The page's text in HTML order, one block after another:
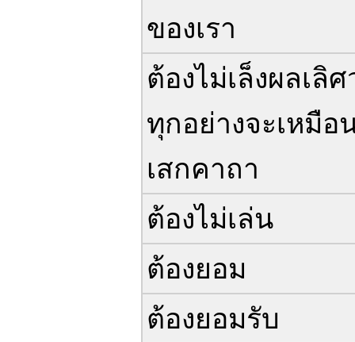
ของเรา
ต้องไม่เล็งผลเลิศ
ทุกอย่างจะเหมือ
เสกคาถา
ต้องไม่เล่น
ต้องยอม
ต้องยอมรับ